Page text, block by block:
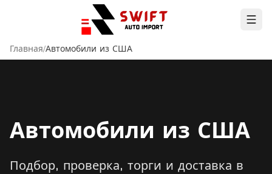
Главная/Автомобили из США
Автомобили из США
Подбор, проверка, торги и доставка в